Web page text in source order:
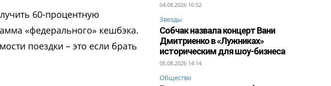
60-процентную
«федерального» кешбэка.
поездки – это если брать
04.08.2026 16:52
Звезды
Собчак назвала концерт Вани
Дмитриенко в «Лужниках»
историческим для шоу-бизнеса
05.08.2026 14:14
Общество